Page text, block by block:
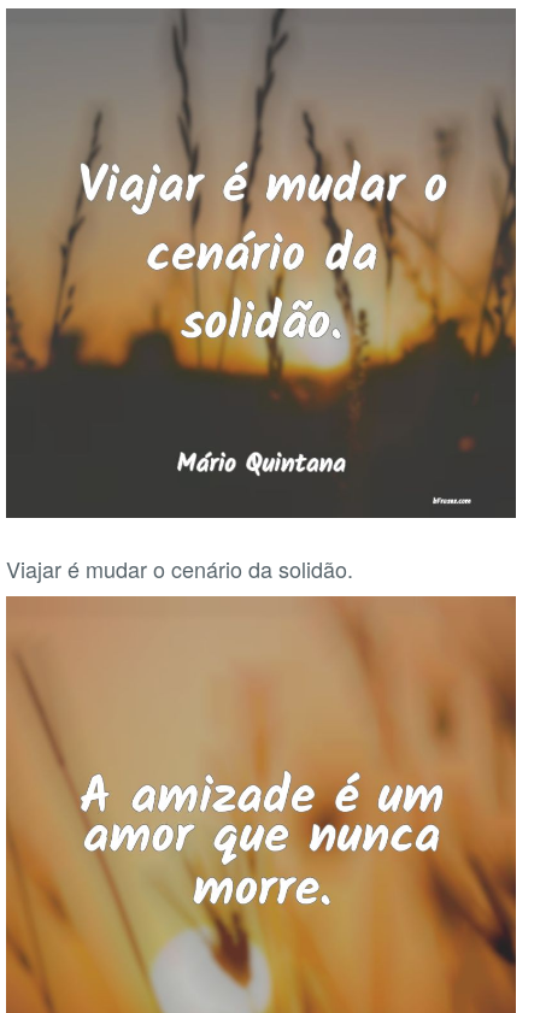
Viajar é mudar o cenário da solidão.